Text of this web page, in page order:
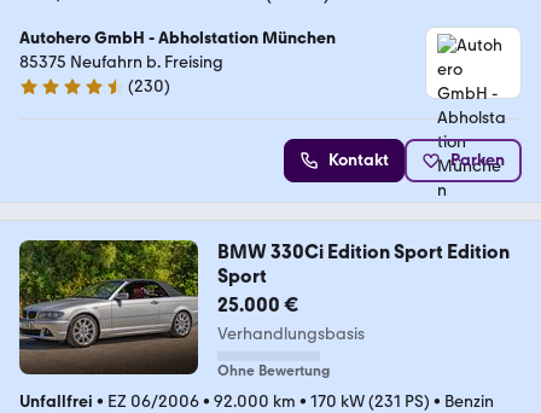
Autohero GmbH - Abholstation München
85375 Neufahrn b. Freising
4.4 Sterne
(230)
Kontakt Parken
BMW 330Ci Edition Sport Edition
Sport
25.000 €
Verhandlungsbasis
Ohne Bewertung
Unfallfrei • EZ 06/2006• 92.000 km • 170 kW (231 PS) • Benzin